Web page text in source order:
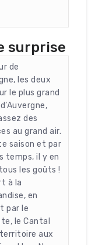
surprise
de
les deux
le plus grand
des
au grand air.
saison et par
temps, il y en
les goûts !
à la
en
par le
le Cantal
aux